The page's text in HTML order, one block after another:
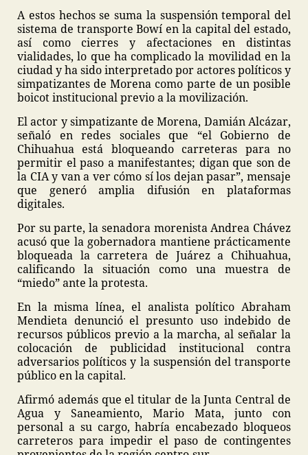
A estos hechos se suma la suspensión temporal del
sistema de transporte Bowí en la capital del estado,
así como cierres y afectaciones en distintas
vialidades, lo que ha complicado la movilidad en la
ciudad y ha sido interpretado por actores políticos y
simpatizantes de Morena como parte de un posible
boicot institucional previo a la movilización.
El actor y simpatizante de Morena, Damián Alcázar,
señaló en redes sociales que “el Gobierno de
Chihuahua está bloqueando carreteras para no
permitir el paso a manifestantes; digan que son de
la CIA y van a ver cómo sí los dejan pasar”, mensaje
que generó amplia difusión en plataformas
digitales.
Por su parte, la senadora morenista Andrea Chávez
acusó que la gobernadora mantiene prácticamente
bloqueada la carretera de Juárez a Chihuahua,
calificando la situación como una muestra de
“miedo” ante la protesta.
En la misma línea, el analista político Abraham
Mendieta denunció el presunto uso indebido de
recursos públicos previo a la marcha, al señalar la
colocación de publicidad institucional contra
adversarios políticos y la suspensión del transporte
público en la capital.
Afirmó además que el titular de la Junta Central de
Agua y Saneamiento, Mario Mata, junto con
personal a su cargo, habría encabezado bloqueos
carreteros para impedir el paso de contingentes